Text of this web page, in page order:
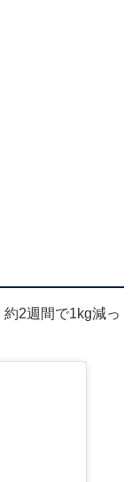
2週間で1kg減っ